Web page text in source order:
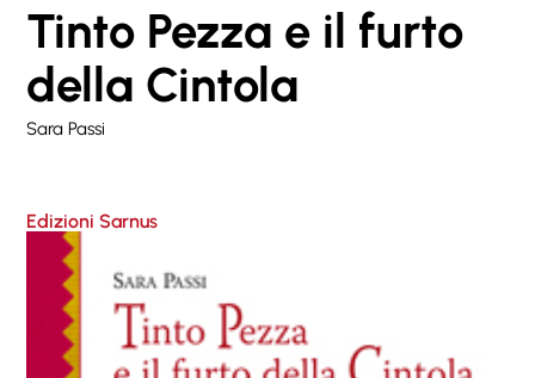
Tinto Pezza e il furto
della Cintola
Sara Passi
Edizioni Sarnus